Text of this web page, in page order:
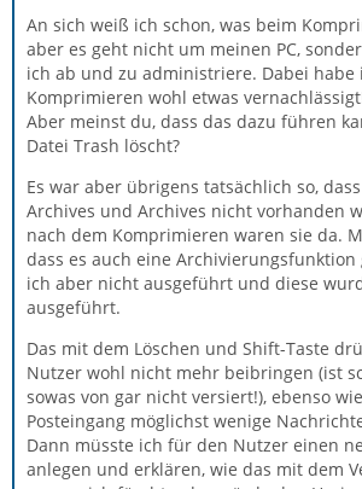
An sich weiß ich schon, was beim
aber es geht nicht um meinen PC,
ich ab und zu administriere. Dabei habe
Komprimieren wohl etwas
Aber meinst du, dass das dazu führen
Datei Trash löscht?
Es war aber übrigens tatsächlich so,
Archives und Archives nicht vorhanden
nach dem Komprimieren waren sie da.
dass es auch eine Archivierungsfunktion
ich aber nicht ausgeführt und diese
ausgeführt.
Das mit dem Löschen und Shift-Taste
Nutzer wohl nicht mehr beibringen (ist
sowas von gar nicht versiert!), ebenso
Posteingang möglichst wenige
Dann müsste ich für den Nutzer einen
anlegen und erklären, wie das mit dem